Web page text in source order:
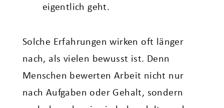
eigentlich geht.
Solche Erfahrungen wirken oft länger
nach, als vielen bewusst ist. Denn
Menschen bewerten Arbeit nicht nur
nach Aufgaben oder Gehalt, sondern